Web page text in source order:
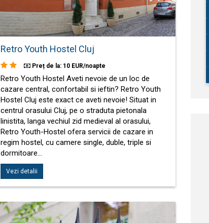
Retro Youth Hostel Cluj
Preț de la: 10 EUR/noapte
Retro Youth Hostel Aveti nevoie de un loc de
cazare central, confortabil si ieftin? Retro Youth
Hostel Cluj este exact ce aveti nevoie! Situat in
centrul orasului Cluj, pe o straduta pietonala
linistita, langa vechiul zid medieval al orasului,
Retro Youth-Hostel ofera servicii de cazare in
regim hostel, cu camere single, duble, triple si
dormitoare…
Vezi detalii